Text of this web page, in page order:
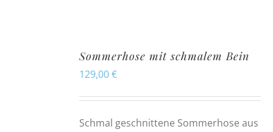
Sommerhose mit schmalem Bein
129,00€
Schmal geschnittene Sommerhose aus